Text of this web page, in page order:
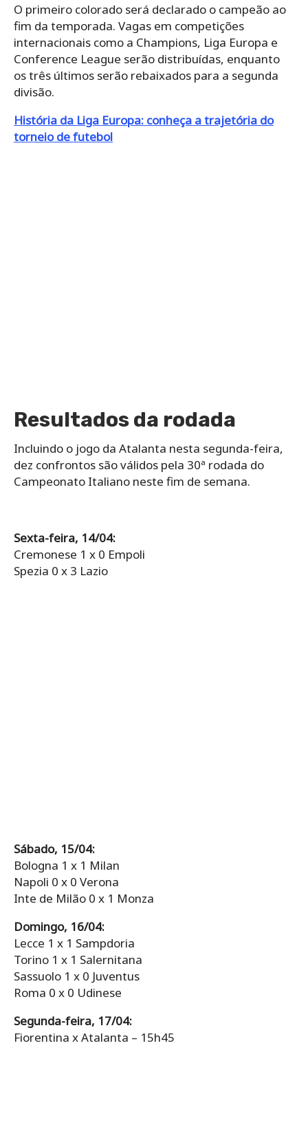
O primeiro colorado será declarado o campeão ao
fim da temporada. Vagas em competições
internacionais como a Champions, Liga Europa e
Conference League serão distribuídas, enquanto
os três últimos serão rebaixados para a segunda
divisão.
História da Liga Europa: conheça a trajetória do
torneio de futebol
Resultados da rodada
Incluindo o jogo da Atalanta nesta segunda-feira,
dez confrontos são válidos pela 30ª rodada do
Campeonato Italiano neste fim de semana.
Sexta-feira, 14/04:
Cremonese 1 x 0 Empoli
Spezia 0 x 3 Lazio
Sábado, 15/04:
Bologna 1 x 1 Milan
Napoli 0 x 0 Verona
Inte de Milão 0 x 1 Monza
Domingo, 16/04:
Lecce 1 x 1 Sampdoria
Torino 1 x 1 Salernitana
Sassuolo 1 x 0 Juventus
Roma 0 x 0 Udinese
Segunda-feira, 17/04:
Fiorentina x Atalanta – 15h45